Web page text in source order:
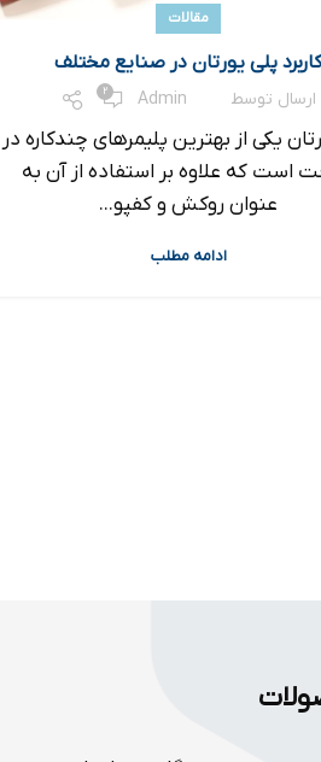
مقالات
کاربرد پلی یورتان در صنایع مختلف
ارسال توسط Admin
2
یکی از بهترین پلیمرهای چندکاره در
است که علاوه بر استفاده از آن به
عنوان روکش و کفپو...
ادامه مطلب